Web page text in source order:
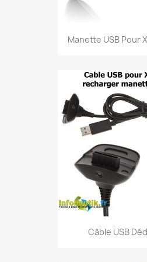
Manette USB Pour
Câble USB